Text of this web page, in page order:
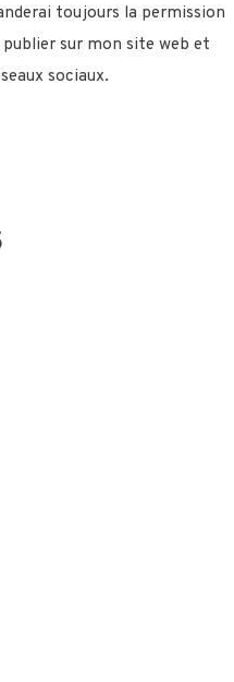
toujours la permission
sur mon site web et
sociaux.